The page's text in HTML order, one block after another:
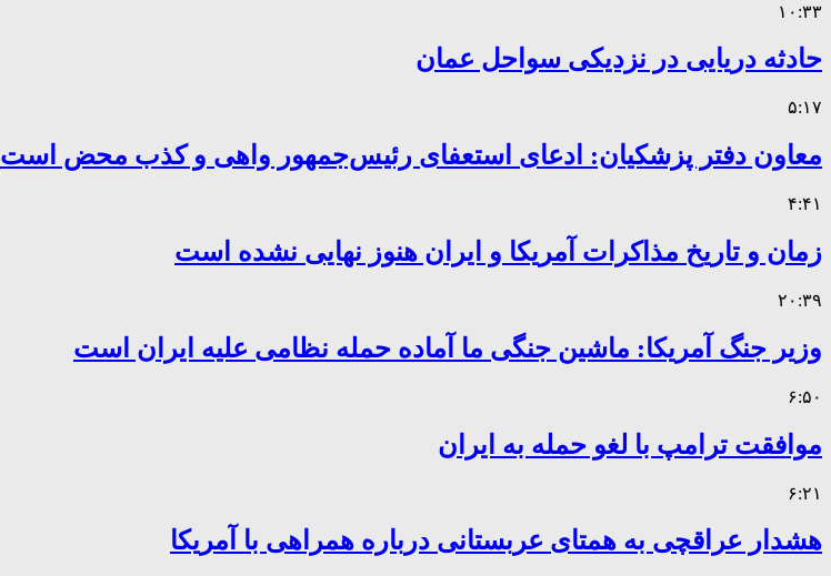
۱۰:۳۳
حادثه دریایی در نزدیکی سواحل عمان
۵:۱۷
معاون دفتر پزشکیان: ادعای استعفای رئیس‌جمهور واهی و کذب محض است
۴:۴۱
زمان و تاریخ مذاکرات آمریکا و ایران هنوز نهایی نشده است
۲۰:۳۹
وزیر جنگ آمریکا: ماشین جنگی ما آماده حمله نظامی علیه ایران است
۶:۵۰
موافقت ترامپ با لغو حمله به ایران
۶:۲۱
هشدار عراقچی به همتای عربستانی درباره همراهی با آمریکا